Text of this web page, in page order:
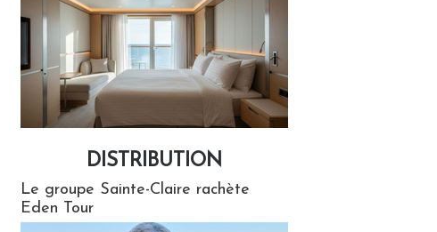
DISTRIBUTION
Le groupe Sainte-Claire rachète
Eden Tour